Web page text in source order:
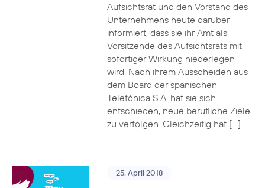
Aufsichtsrat und den Vorstand des
Unternehmens heute darüber
informiert, dass sie ihr Amt als
Vorsitzende des Aufsichtsrats mit
sofortiger Wirkung niederlegen
wird. Nach ihrem Ausscheiden aus
dem Board der spanischen
Telefónica S.A. hat sie sich
entschieden, neue berufliche Ziele
zu verfolgen. Gleichzeitig hat […]
25. April 2018